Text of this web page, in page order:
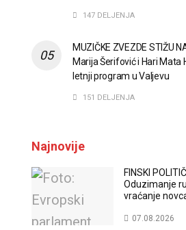
147 DELJENJA
MUZIČKE ZVEZDE STIŽU
Marija Šerifović i Hari Mata
letnji program u Valjevu
151 DELJENJA
Najnovije
FINSKI
Oduzimanje
vraćanje
07.08.2026